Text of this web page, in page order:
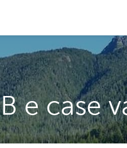
e case